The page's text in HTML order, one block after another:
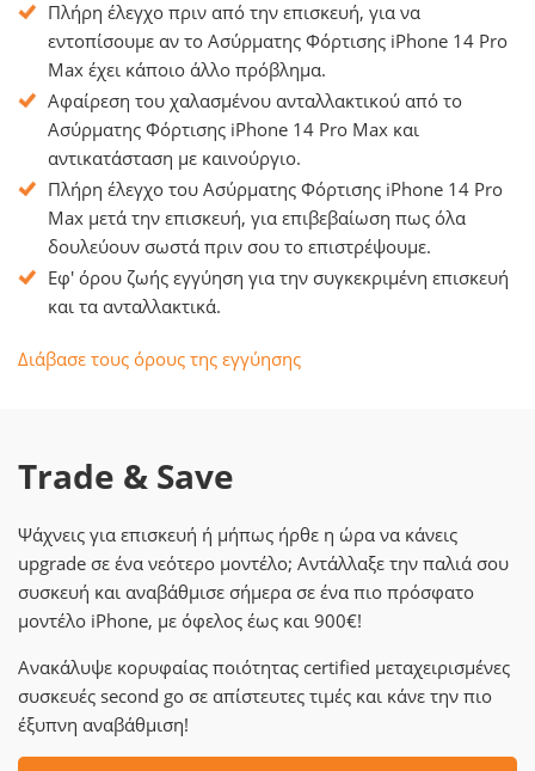
Πλήρη έλεγχο πριν από την επισκευή, για να
εντοπίσουμε αν το Ασύρματης Φόρτισης iPhone 14 Pro
Max έχει κάποιο άλλο πρόβλημα.
Αφαίρεση του χαλασμένου ανταλλακτικού από το
Ασύρματης Φόρτισης iPhone 14 Pro Max και
αντικατάσταση με καινούργιο.
Πλήρη έλεγχο του Ασύρματης Φόρτισης iPhone 14 Pro
Max μετά την επισκευή, για επιβεβαίωση πως όλα
δουλεύουν σωστά πριν σου το επιστρέψουμε.
Εφ' όρου ζωής εγγύηση για την συγκεκριμένη επισκευή
και τα ανταλλακτικά.
Διάβασε τους όρους της εγγύησης
Trade & Save
Ψάχνεις για επισκευή ή μήπως ήρθε η ώρα να κάνεις
upgrade σε ένα νεότερο μοντέλο; Αντάλλαξε την παλιά σου
συσκευή και αναβάθμισε σήμερα σε ένα πιο πρόσφατο
μοντέλο iPhone, με όφελος έως και 900€!
Ανακάλυψε κορυφαίας ποιότητας certified μεταχειρισμένες
συσκευές second go σε απίστευτες τιμές και κάνε την πιο
έξυπνη αναβάθμιση!